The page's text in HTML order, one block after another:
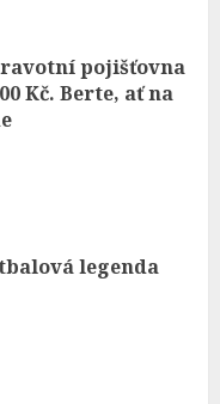
pojišťovna
Kč. Berte, ať na
legenda